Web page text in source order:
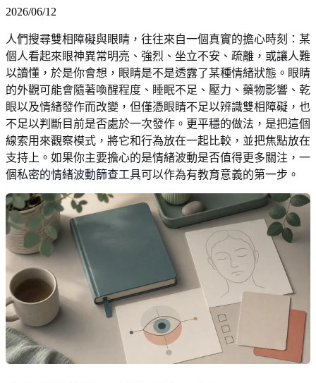
2026/06/12
人們搜尋雙相障礙與眼睛，往往來自一個真實的擔心時刻：某
個人看起來眼神異常明亮、強烈、坐立不安、疏離，或讓人難
以讀懂，於是你會想，眼睛是不是透露了某種情緒狀態。眼睛
的外觀可能會隨著喚醒程度、睡眠不足、壓力、藥物影響、乾
眼以及情緒發作而改變，但僅憑眼睛不足以辨識雙相障礙，也
不足以判斷目前是否處於一次發作。更平穩的做法，是把這個
線索用來觀察模式，將它和行為放在一起比較，並把焦點放在
支持上。如果你主要擔心的是情緒波動是否值得更多關注，一
個私密的情緒波動篩查工具可以作為有教育意義的第一步。